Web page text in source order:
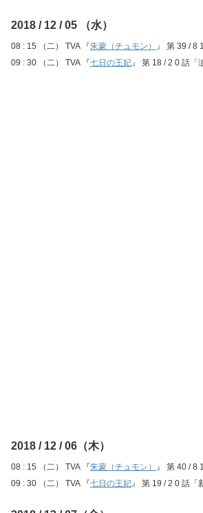
2018 / 12 / 05 （水）
08 : 15 （二） TVA 『朱蒙（チュモン）
』 第 39 / 8
09 : 30 （二） TVA 『七日の王妃 』 第 18 / 2 0 話「
2018 / 12 / 06（木）
08 : 15 （二） TVA 『朱蒙（チュモン） 』 第 40 / 8
09 : 30 （二） TVA 『七日の王妃』 第 19 / 2 0 話「